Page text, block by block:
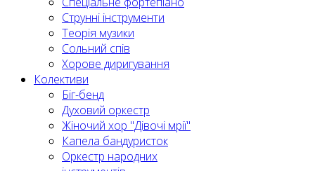
Струнні інструменти
Теорія музики
Сольний спів
Хорове диригування
Колективи
Біг-бенд
Духовий оркестр
Жіночий хор "Дівочі мрії"
Капела бандуристок
Оркестр народних